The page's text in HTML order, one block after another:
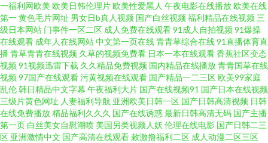
入 91国产福利视频在线 亚洲第一福利导航 黄色片免费观看视频 五月婷婷影
院 三级久久三级久久三级 国产害羞草免费视频 欧美日一等视频 色色欧美综
合网 国产日韩 51tytycn 少妇毛片久久 国产精品久久东京 美女色撸撸 日本黄
色网观看 草草影院黄色 成年人天堂av在线 欧日韩品精久久 草莓视频福利社
久久精品福利婷婷 欧美性一级二级 成人午夜在线看 九九热视 亚洲免费十八
一福利网欧美 欧美日韩伦理片欧美性爱黑人 午夜电影在线播放欧美在线
第一黄色毛片网址 男女日b真人视频 国产白丝视频福利精品在线视频 三
级日本网站 门事件一区二区 成人免费在线观看91成人自拍视频91爆操
在线观看 成年人在线网站中文第一页在线青青草综合在线91直播体育直
播 青草青青在线视频 久草的视频免费看 日本一本在线观看香蕉社区变态
视频91视频迅雷下载 久久精品免费视频 国内精品在线播放青青国草在线
视频97国产在线观看污黄视频在线观看 国产精品一二三区欧美99家庭
乱伦韩日精品中文字幕 午夜福利大片 国产在线视频91 国产日本在线视频
三级片黄色网址 人妻福利导航 亚洲欧美日韩一区 国产日韩高清视频 日韩
在线免费播放精品福利久久久 国产在线诱惑最新日韩高清无码 国产主播
第一页 白丝美女自慰潮喷 美国另类视频人妖 伦理在线电影 国产日韩二三
区 亚洲激情中文 国产高清在线观看 敕激撸福利二区 成人动漫二区三区